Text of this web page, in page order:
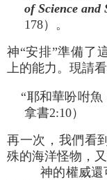
of Science and
178）。
神“安排”準備了
上的能力。現請看
“耶和華吩咐
拿書2:10）
再一次，我們看
殊的海洋怪物，
神的權威還